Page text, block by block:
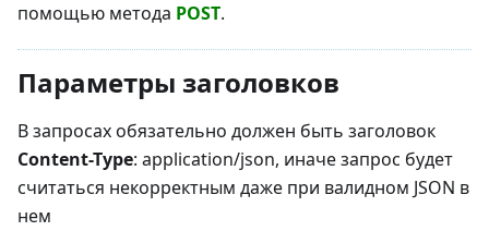
помощью метода POST.
Параметры заголовков
В запросах обязательно должен быть заголовок
Content-Type: application/json, иначе запрос будет
считаться некорректным даже при валидном JSON в
нем